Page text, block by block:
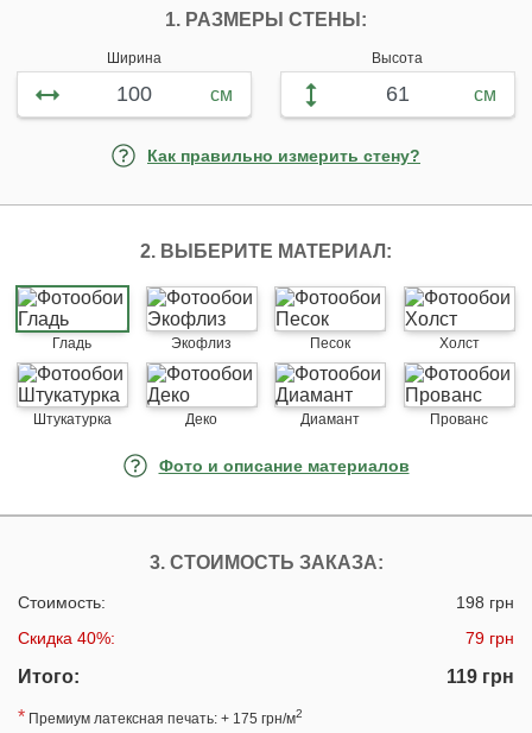
1. РАЗМЕРЫ СТЕНЫ:
Ширина
см
Высота
см
Как правильно измерить стену?
2. ВЫБЕРИТЕ МАТЕРИАЛ:
Гладь Экофлиз Песок Холст
Штукатурка Деко Диамант Прованс
Фото и описание материалов
3. СТОИМОСТЬ ЗАКАЗА:
Стоимость:
198 грн
Скидка 40%:
79 грн
Итого:
119 грн
* Премиум латексная печать: + 175 грн/м2